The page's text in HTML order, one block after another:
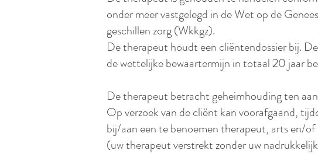
onder meer vastgelegd in de Wet op de
geschillen zorg (Wkkgz).
De therapeut houdt een cliëntendossier bij.
de wettelijke bewaartermijn in totaal 20 jaar
De therapeut betracht geheimhouding ten
Op verzoek van de cliënt kan voorafgaand,
bij/aan een te benoemen therapeut, arts en/
(uw therapeut verstrekt zonder uw